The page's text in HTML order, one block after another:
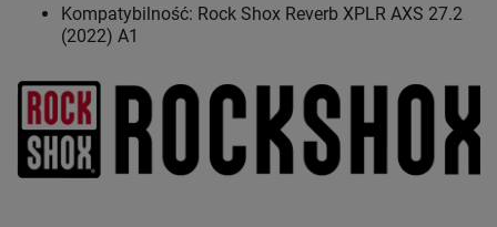
Kompatybilność: Rock Shox Reverb XPLR AXS 27.2
(2022) A1